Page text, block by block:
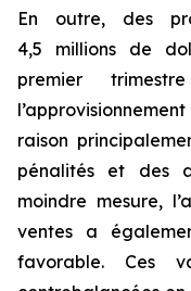
En outre, des
4,5 millions de
premier
raison
pénalités et des
moindre mesure,
ventes a
favorable. Ces